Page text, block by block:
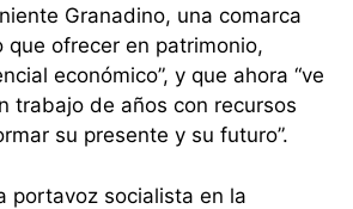
Granadino, una comarca
que ofrecer en patrimonio,
económico”, y que ahora “ve
trabajo de años con recursos
su presente y su futuro”.
portavoz socialista en la